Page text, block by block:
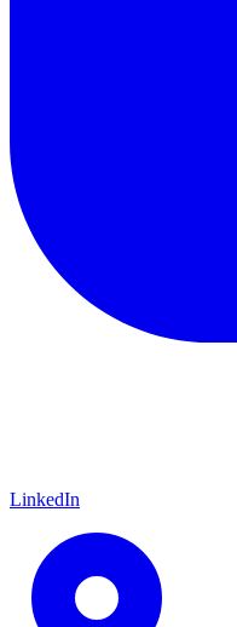
LinkedIn